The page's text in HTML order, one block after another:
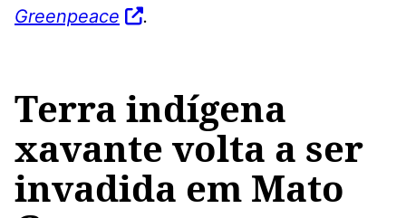
Greenpeace
.
Terra indígena
xavante volta a ser
invadida em Mato